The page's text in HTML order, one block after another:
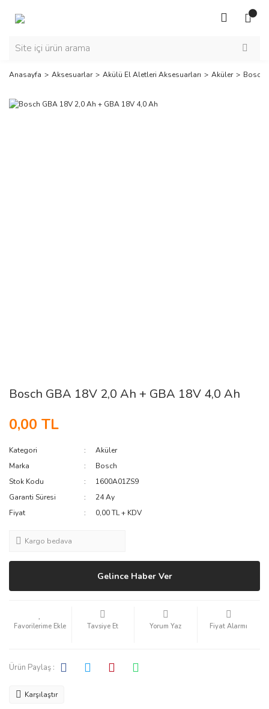
Anasayfa Aksesuarlar Akülü El Aletleri Aksesuarları Aküler Bosch
Bosch GBA 18V 2,0 Ah + GBA 18V 4,0 Ah
0,00 TL
Kategori
Aküler
Marka
Bosch
Stok Kodu
1600A01ZS9
Garanti Süresi
24 Ay
Fiyat
0,00 TL + KDV
Kargo bedava
Gelince Haber Ver
Tavsiye Et Yorum Yaz Fiyat Alarmı
Ürün Paylaş :
Karşılaştır